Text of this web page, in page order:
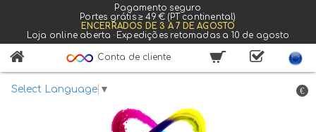
Pagamento seguro
Portes grátis ≥ 49 € (PT continental)
ENCERRADOS DE 3 A 7 DE AGOSTO
Loja online aberta · Expedições retomadas a 10 de agosto
Select Language ▼
Conta de cliente
€